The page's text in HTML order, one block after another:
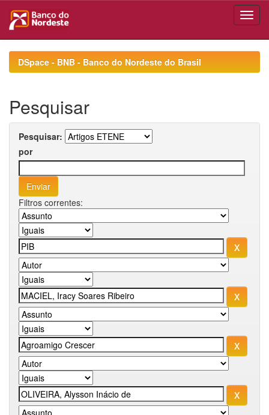
navigationDSpace - BNB - Banco do Nordeste do Brasil
Pesquisar
Pesquisar:
por
Filtros correntes: